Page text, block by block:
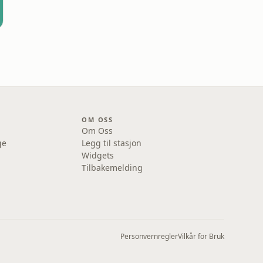
OM OSS
Om Oss
Legg til stasjon
Widgets
Tilbakemelding
PersonvernreglerVilkår for Bruk